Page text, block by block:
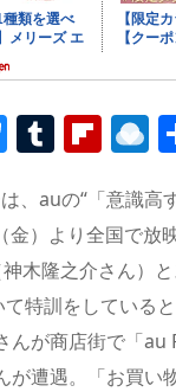
Bl
u
e
sk
y
T
u
m
bl
r
Fl
ip
b
o
ar
d
R
n
d
、auの“「意識高
）より全国で放
木隆之介さん）
て特訓をしている
んが商店街で「au
が遭遇。「お買い